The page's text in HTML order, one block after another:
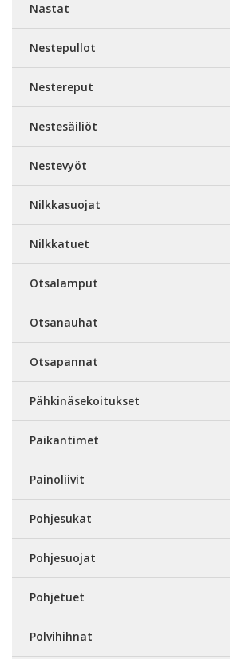
Nastat
Nestepullot
Nestereput
Nestesäiliöt
Nestevyöt
Nilkkasuojat
Nilkkatuet
Otsalamput
Otsanauhat
Otsapannat
Pähkinäsekoitukset
Paikantimet
Painoliivit
Pohjesukat
Pohjesuojat
Pohjetuet
Polvihihnat